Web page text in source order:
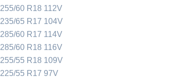
255/60 R18 112V
235/65 R17 104V
285/60 R17 114V
285/60 R18 116V
255/55 R18 109V
225/55 R17 97V